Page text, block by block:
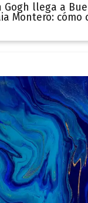
Gogh llega a
Montero: cómo